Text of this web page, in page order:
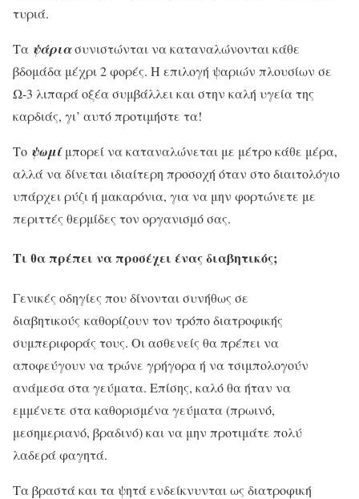
τυριά.
Τα ψάριασυνιστώνται να καταναλώνονται κάθε
βδομάδα μέχρι 2 φορές. Η επιλογή ψαριών πλουσίων σε
Ω-3 λιπαρά οξέα συμβάλλει και στην καλή υγεία της
καρδιάς, γι’ αυτό προτιμήστε τα!
Το ψωμίμπορεί να καταναλώνεται με μέτρο κάθε μέρα,
αλλά να δίνεται ιδιαίτερη προσοχή όταν στο διαιτολόγιο
υπάρχει ρύζι ή μακαρόνια, για να μην φορτώνετε με
περιττές θερμίδες τον οργανισμό σας.
Τι θα πρέπει να προσέχει ένας διαβητικός;
Γενικές οδηγίες που δίνονται συνήθως σε
διαβητικούς καθορίζουν τον τρόπο διατροφικής
συμπεριφοράς τους. Οι ασθενείς θα πρέπει να
αποφεύγουν να τρώνε γρήγορα ή να τσιμπολογούν
ανάμεσα στα γεύματα. Επίσης, καλό θα ήταν να
εμμένετε στα καθορισμένα γεύματα (πρωινό,
μεσημεριανό, βραδινό) και να μην προτιμάτε πολύ
λαδερά φαγητά.
Τα βραστά και τα ψητά ενδείκνυνται ως διατροφική